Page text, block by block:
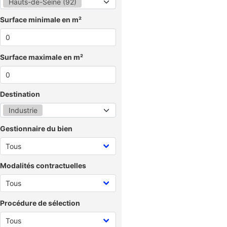
Surface minimale en m²
Surface maximale en m²
Destination
Industrie
Gestionnaire du bien
Modalités contractuelles
Procédure de sélection